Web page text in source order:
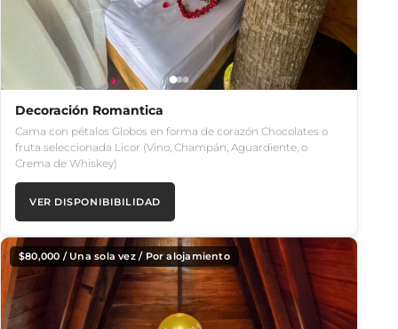
Decoración Romantica
Cama con pétalos Globos en forma de corazón Chocolates o
fruta seleccionada Licor (Vino, Champán, Aguardiente, o
Crema de Whiskey)
VER DISPONIBIBILIDAD
$80,000 / Una sola vez / Por alojamiento